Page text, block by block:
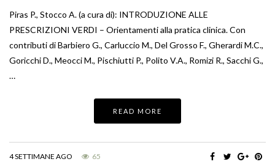
Piras P., Stocco A. (a cura di): INTRODUZIONE ALLE
PRESCRIZIONI VERDI – Orientamenti alla pratica clinica. Con
contributi di Barbiero G., Carluccio M., Del Grosso F., Gherardi M.C.,
Goricchi D., Meocci M., Pischiutti P., Polito V.A., Romizi R., Sacchi G.,
…
READ MORE
4 SETTIMANE AGO 65